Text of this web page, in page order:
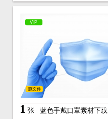
VIP
源文件
1 张 蓝色手戴口罩素材下载